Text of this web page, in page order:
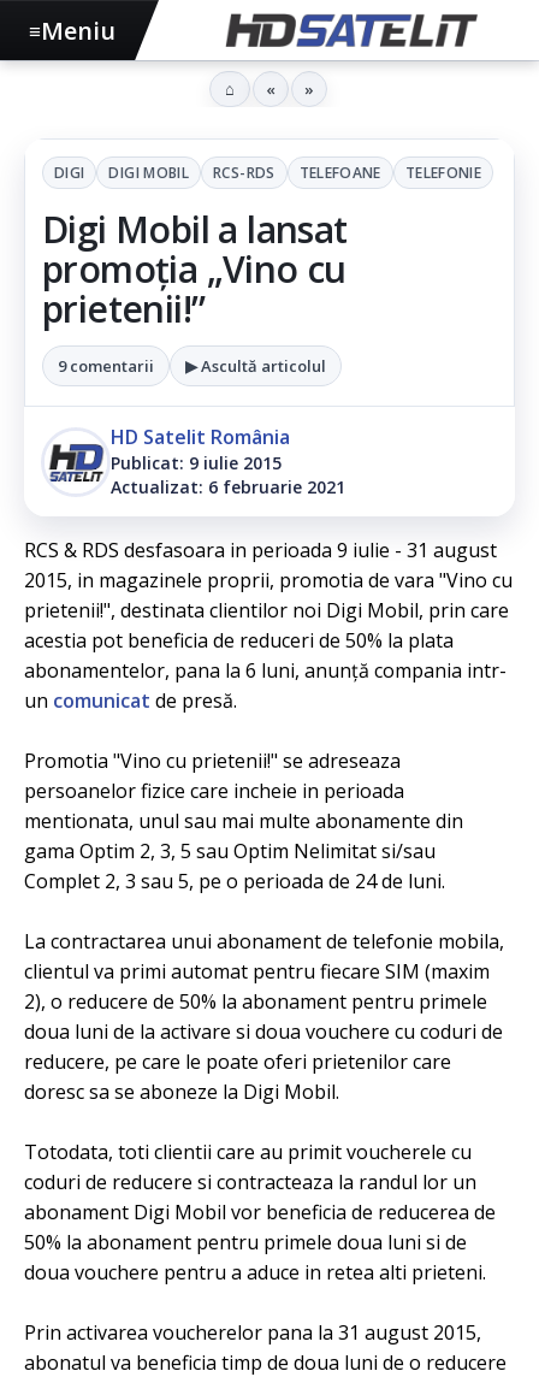
DIGI DIGI MOBIL RCS-RDS TELEFOANE TELEFONIE
Digi Mobil a lansat
promoția „Vino cu
prietenii!”
9 comentarii ▶ Ascultă articolul
HD Satelit România
Publicat: 9 iulie 2015
Actualizat: 6 februarie 2021
RCS & RDS desfasoara in perioada 9 iulie - 31 august
2015, in magazinele proprii, promotia de vara "Vino cu
prietenii!", destinata clientilor noi Digi Mobil, prin care
acestia pot beneficia de reduceri de 50% la plata
abonamentelor, pana la 6 luni, anunță compania intr-
un comunicat de presă.
Promotia "Vino cu prietenii!" se adreseaza
persoanelor fizice care incheie in perioada
mentionata, unul sau mai multe abonamente din
gama Optim 2, 3, 5 sau Optim Nelimitat si/sau
Complet 2, 3 sau 5, pe o perioada de 24 de luni.
La contractarea unui abonament de telefonie mobila,
clientul va primi automat pentru fiecare SIM (maxim
2), o reducere de 50% la abonament pentru primele
doua luni de la activare si doua vouchere cu coduri de
reducere, pe care le poate oferi prietenilor care
doresc sa se aboneze la Digi Mobil.
Totodata, toti clientii care au primit voucherele cu
coduri de reducere si contracteaza la randul lor un
abonament Digi Mobil vor beneficia de reducerea de
50% la abonament pentru primele doua luni si de
doua vouchere pentru a aduce in retea alti prieteni.
Prin activarea voucherelor pana la 31 august 2015,
abonatul va beneficia timp de doua luni de o reducere
≡Meniu
⌂ « »